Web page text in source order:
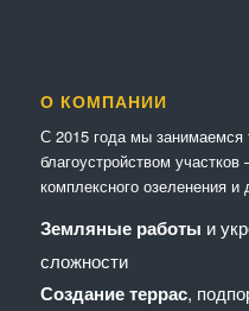
О КОМПАНИИ
С 2015 года мы занимаемся
благоустройством
комплексного озеленения
Земляные работы и
сложности
Создание террас,